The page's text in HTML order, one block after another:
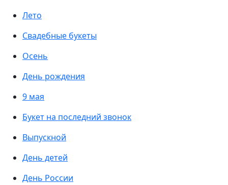
Лето
Свадебные букеты
Осень
День рождения
9 мая
Букет на последний звонок
Выпускной
День детей
День России